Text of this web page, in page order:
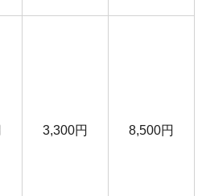
3,300円 8,500円